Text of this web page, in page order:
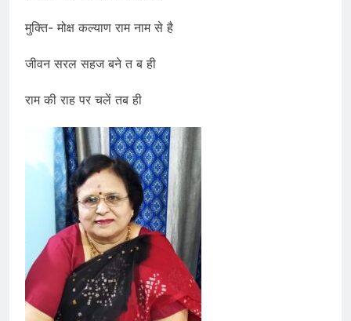
मुक्ति- मोक्ष कल्याण राम नाम से है
जीवन सरल सहज बने त ब ही
राम की राह पर चलें तब ही